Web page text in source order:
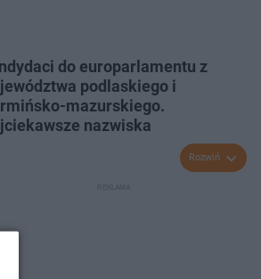
do europarlamentu z
podlaskiego i
mazurskiego.
nazwiska
Rozwiń